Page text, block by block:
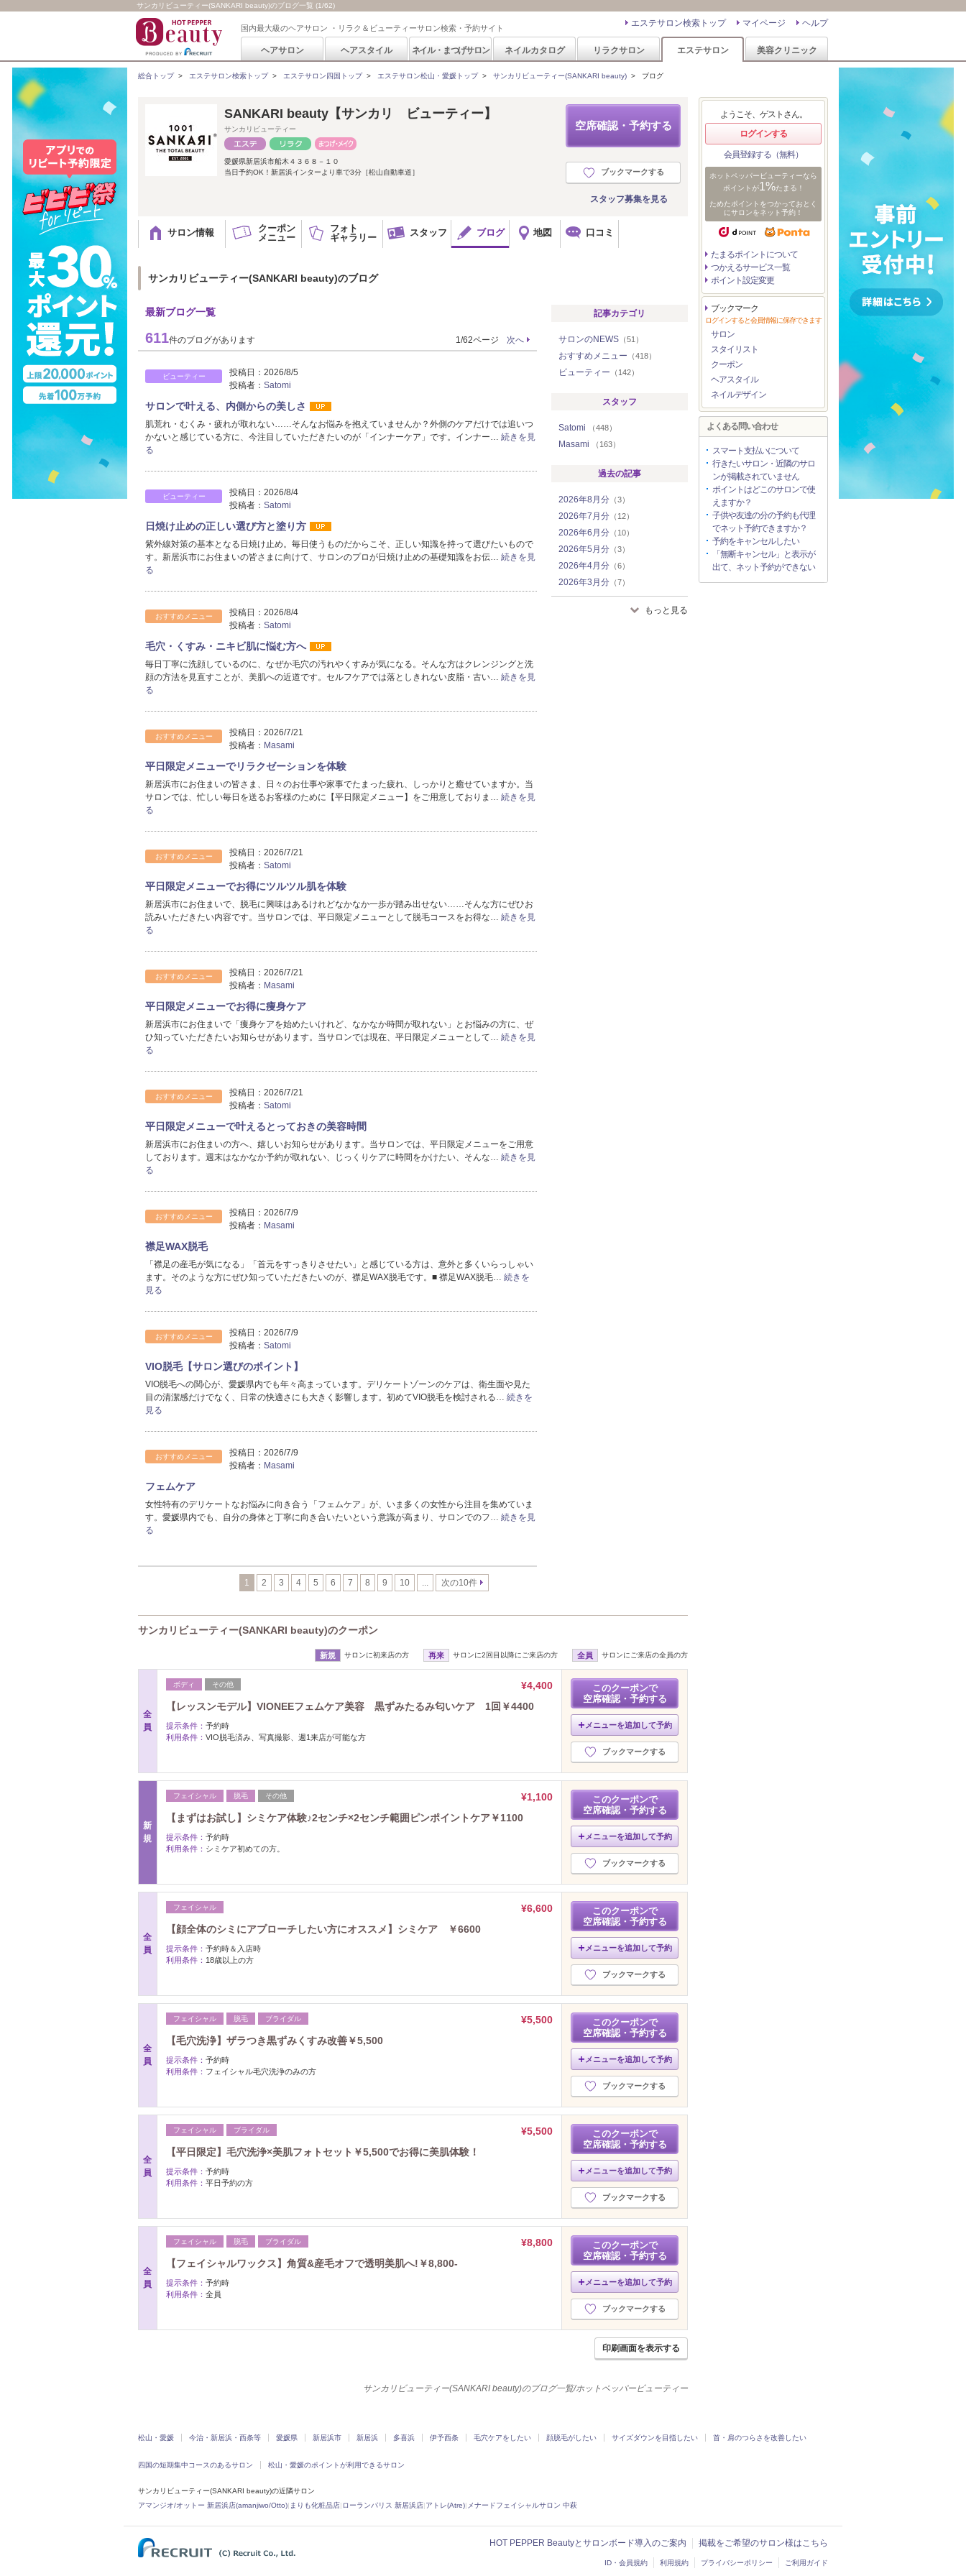
サンカリビューティー(SANKARI beauty)のブログ一覧 (1/62)
国内最大級のヘアサロン ・リラク＆ビューティーサロン検索・予約サイト ヘルプ
マイページ
エステサロン検索トップ
ヘアサロン ヘアスタイル ネイル・まつげサロン ネイルカタログ リラクサロン エステサロン 美容クリニック
総合トップ> エステサロン検索トップ> エステサロン四国トップ> エステサロン松山・愛媛トップ> サンカリビューティー(SANKARI beauty) > ブログ
空席確認・予約する
ブックマークする
スタッフ募集を見る
SANKARI beauty【サンカリ ビューティー】
サンカリビューティー
愛媛県新居浜市船木４３６８－１０
当日予約OK！新居浜インターより車で3分［松山自動車道］
サロン情報
クーポン
メニュー
フォト
ギャラリー
スタッフ ブログ 地図 口コミ
サンカリビューティー(SANKARI beauty)のブログ
最新ブログ一覧
611件のブログがあります 1/62ページ 次へ
ビューティー 投稿日： 2026/8/5
投稿者： Satomi
サロンで叶える、内側からの美しさ
肌荒れ・むくみ・疲れが取れない……そんなお悩みを抱えていませんか？外側のケアだけでは追いつ
かないと感じている方に、今注目していただきたいのが「インナーケア」です。インナー… 続きを見
る
ビューティー 投稿日： 2026/8/4
投稿者： Satomi
日焼け止めの正しい選び方と塗り方
紫外線対策の基本となる日焼け止め。毎日使うものだからこそ、正しい知識を持って選びたいもので
す。新居浜市にお住まいの皆さまに向けて、サロンのプロが日焼け止めの基礎知識をお伝… 続きを見
る
おすすめメニュー 投稿日： 2026/8/4
投稿者： Satomi
毛穴・くすみ・ニキビ肌に悩む方へ
毎日丁寧に洗顔しているのに、なぜか毛穴の汚れやくすみが気になる。そんな方はクレンジングと洗
顔の方法を見直すことが、美肌への近道です。セルフケアでは落としきれない皮脂・古い… 続きを見
る
おすすめメニュー 投稿日： 2026/7/21
投稿者： Masami
平日限定メニューでリラクゼーションを体験
新居浜市にお住まいの皆さま、日々のお仕事や家事でたまった疲れ、しっかりと癒せていますか。当
サロンでは、忙しい毎日を送るお客様のために【平日限定メニュー】をご用意しておりま… 続きを見
る
おすすめメニュー 投稿日： 2026/7/21
投稿者： Satomi
平日限定メニューでお得にツルツル肌を体験
新居浜市にお住まいで、脱毛に興味はあるけれどなかなか一歩が踏み出せない……そんな方にぜひお
読みいただきたい内容です。当サロンでは、平日限定メニューとして脱毛コースをお得な… 続きを見
る
おすすめメニュー 投稿日： 2026/7/21
投稿者： Masami
平日限定メニューでお得に痩身ケア
新居浜市にお住まいで「痩身ケアを始めたいけれど、なかなか時間が取れない」とお悩みの方に、ぜ
ひ知っていただきたいお知らせがあります。当サロンでは現在、平日限定メニューとして… 続きを見
る
おすすめメニュー 投稿日： 2026/7/21
投稿者： Satomi
平日限定メニューで叶えるとっておきの美容時間
新居浜市にお住まいの方へ、嬉しいお知らせがあります。当サロンでは、平日限定メニューをご用意
しております。週末はなかなか予約が取れない、じっくりケアに時間をかけたい、そんな… 続きを見
る
おすすめメニュー 投稿日： 2026/7/9
投稿者： Masami
襟足WAX脱毛
「襟足の産毛が気になる」「首元をすっきりさせたい」と感じている方は、意外と多くいらっしゃい
ます。そのような方にぜひ知っていただきたいのが、襟足WAX脱毛です。■ 襟足WAX脱毛… 続きを
見る
おすすめメニュー 投稿日： 2026/7/9
投稿者： Satomi
VIO脱毛【サロン選びのポイント】
VIO脱毛への関心が、愛媛県内でも年々高まっています。デリケートゾーンのケアは、衛生面や見た
目の清潔感だけでなく、日常の快適さにも大きく影響します。初めてVIO脱毛を検討される… 続きを
見る
おすすめメニュー 投稿日： 2026/7/9
投稿者： Masami
フェムケア
女性特有のデリケートなお悩みに向き合う「フェムケア」が、いま多くの女性から注目を集めていま
す。愛媛県内でも、自分の身体と丁寧に向き合いたいという意識が高まり、サロンでのフ… 続きを見
る
1 2 3 4 5 6 7 8 9 10 次の10件
記事カテゴリ
サロンのNEWS （51）
おすすめメニュー （418）
ビューティー （142）
スタッフ
Satomi （448）
Masami （163）
過去の記事
2026年8月分 （3）
2026年7月分 （12）
2026年6月分 （10）
2026年5月分 （3）
2026年4月分 （6）
2026年3月分 （7）
2026年2月分（11）
（15） もっと見る
サンカリビューティー(SANKARI beauty)のクーポン
新規 サロンに初来店の方 再来 サロンに2回目以降にご来店の方 全員 サロンにご来店の全員の方
全
員
ボディ その他
¥4,400
【レッスンモデル】VIONEEフェムケア美容 黒ずみたるみ匂いケア 1回￥4400
提示条件： 予約時
利用条件： VIO脱毛済み、写真撮影、週1来店が可能な方
このクーポンで
空席確認・予約する
メニューを追加して予約
ブックマークする
新
規
フェイシャル 脱毛 その他
¥1,100
【まずはお試し】シミケア体験♪2センチ×2センチ範囲ピンポイントケア￥1100
提示条件： 予約時
利用条件： シミケア初めての方。
このクーポンで
空席確認・予約する
メニューを追加して予約
ブックマークする
全
員
フェイシャル
¥6,600
【顔全体のシミにアプローチしたい方にオススメ】シミケア ￥6600
提示条件： 予約時＆入店時
利用条件： 18歳以上の方
このクーポンで
空席確認・予約する
メニューを追加して予約
ブックマークする
全
員
フェイシャル 脱毛 ブライダル
¥5,500
【毛穴洗浄】ザラつき黒ずみくすみ改善￥5,500
提示条件： 予約時
利用条件： フェイシャル毛穴洗浄のみの方
このクーポンで
空席確認・予約する
メニューを追加して予約
ブックマークする
全
員
フェイシャル ブライダル
¥5,500
【平日限定】毛穴洗浄×美肌フォトセット￥5,500でお得に美肌体験！
提示条件： 予約時
利用条件： 平日予約の方
このクーポンで
空席確認・予約する
メニューを追加して予約
ブックマークする
全
員
フェイシャル 脱毛 ブライダル
¥8,800
【フェイシャルワックス】角質&産毛オフで透明美肌へ!￥8,800-
提示条件： 予約時
利用条件： 全員
このクーポンで
空席確認・予約する
メニューを追加して予約
ブックマークする
印刷画面を表示する
サンカリビューティー(SANKARI beauty)のブログ一覧/ホットペッパービューティー
ようこそ、ゲストさん。
ログインする
会員登録する（無料）
ホットペッパービューティーなら
ポイントが1%たまる！
ためたポイントをつかっておとく
にサロンをネット予約！
たまるポイントについて
つかえるサービス一覧
ポイント設定変更
ブックマーク
ログインすると会員情報に保存できます
サロン
スタイリスト
クーポン
ヘアスタイル
ネイルデザイン
よくある問い合わせ
スマート支払いについて
行きたいサロン・近隣のサロ
ンが掲載されていません
ポイントはどこのサロンで使
えますか？
子供や友達の分の予約も代理
でネット予約できますか？
予約をキャンセルしたい
「無断キャンセル」と表示が
出て、ネット予約ができない
松山・愛媛 今治・新居浜・西条等 愛媛県 新居浜市 新居浜 多喜浜 伊予西条 毛穴ケアをしたい 顔脱毛がしたい サイズダウンを目指したい 首・肩のつらさを改善したい
四国の短期集中コースのあるサロン 松山・愛媛のポイントが利用できるサロン
サンカリビューティー(SANKARI beauty)の近隣サロン
アマンジオ/オットー 新居浜店(amanjiwo/Otto)| まりも化粧品店| ローランパリス 新居浜店|アトレ(Atre)| メナードフェイシャルサロン 中萩
HOT PEPPER Beautyとサロンボード導入のご案内 掲載をご希望のサロン様はこちら
ID・会員規約 利用規約 プライバシーポリシー ご利用ガイド